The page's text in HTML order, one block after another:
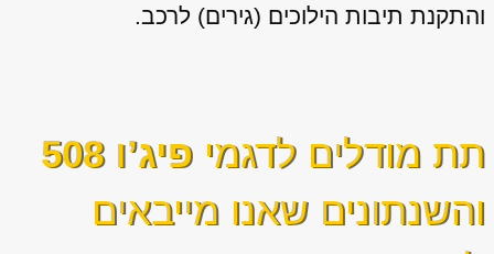
והתקנת תיבות הילוכים (גירים) לרכב.
תת מודלים לדגמי פיג’ו 508
והשנתונים שאנו מייבאים